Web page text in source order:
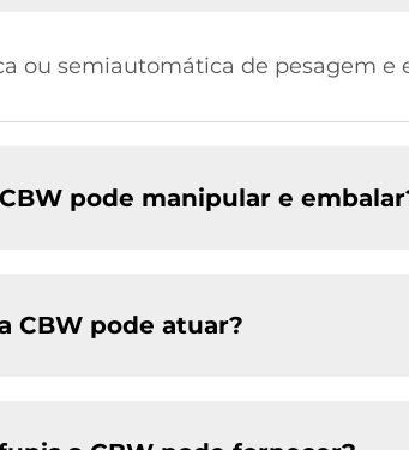
ou semiautomática de pesagem
pode manipular e
CBW pode atuar?